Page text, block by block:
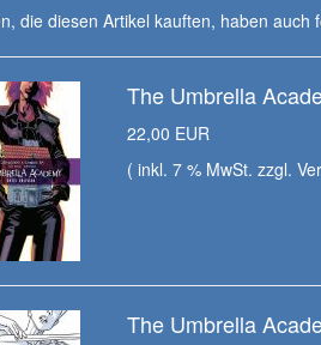
die diesen Artikel kauften, haben auch
The Umbrella
22,00 EUR
( inkl. 7 % MwSt. zzgl.
The Umbrella